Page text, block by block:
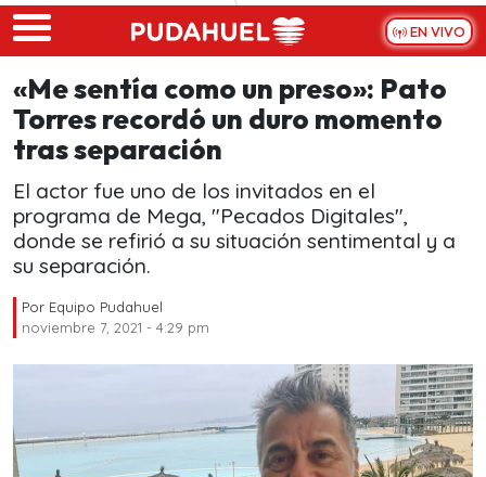
Skip to main content
EN VIVO
«Me sentía como un preso»: Pato
Torres recordó un duro momento
tras separación
El actor fue uno de los invitados en el
programa de Mega, "Pecados Digitales",
donde se refirió a su situación sentimental y a
su separación.
Por Equipo Pudahuel
noviembre 7, 2021 - 4:29 pm